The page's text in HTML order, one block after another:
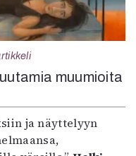
muumioita
ja näyttelyyn